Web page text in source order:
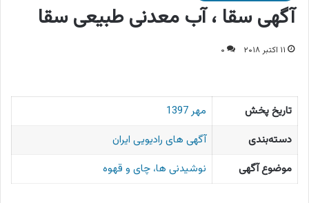
آگهی سقا ، آب معدنی طبیعی سقا
۱۱ اکتبر ۲۰۱۸ ۰
تاریخ پخش
مهر 1397
دسته‌بندی
آگهی های رادیویی ایران
موضوع آگهی
نوشیدنی ها، چای و قهوه